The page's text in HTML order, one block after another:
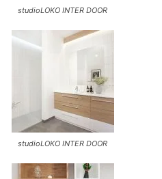
studioLOKO INTER DOOR
studioLOKO INTER DOOR